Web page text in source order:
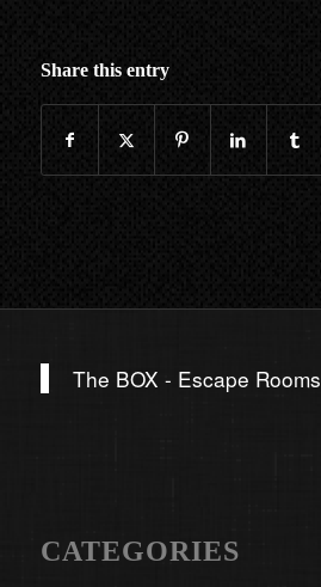
Share this entry
The BOX - Escape Rooms
CATEGORIES